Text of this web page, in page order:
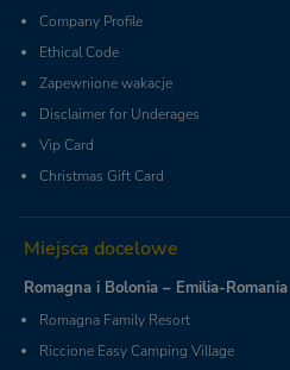
Company Profile
Ethical Code
Zapewnione wakacje
Disclaimer for Underages
Vip Card
Christmas Gift Card
Miejsca docelowe
Romagna i Bolonia – Emilia-Romania
Romagna Family Resort
Riccione Easy Camping Village